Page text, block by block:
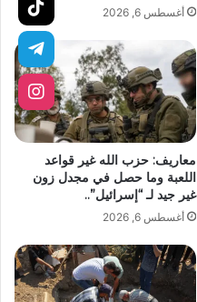
أغسطس 6, 2026
معاريف: حزب الله غير قواعد
اللعبة وما حصل في مجدل زون
غير جيد لـ “إسرائيل”..
أغسطس 6, 2026